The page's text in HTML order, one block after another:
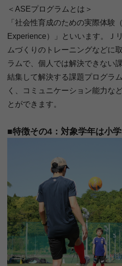
＜ASEプログラムとは＞
「社会性育成のための実際体験
Experience）」といいます。Ｊ
ムづくりのトレーニングなどに
ラムで、個人では解決できない
結集して解決する課題プログラ
く、コミュニケーション能力な
とができます。
■特徴その4：対象学年は小